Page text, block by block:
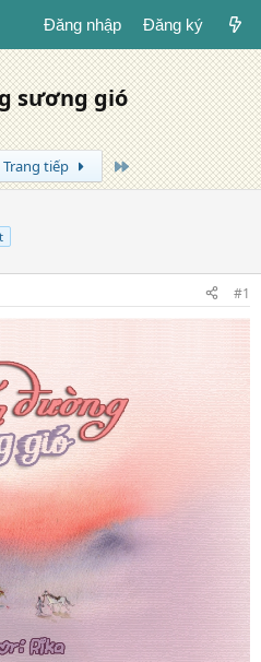
Đăng nhập Đăng ký
sương gió
Trang tiếp Trang cuối
#1